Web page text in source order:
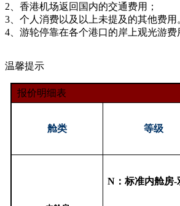
2、香港机场返回国内的交通费用；
3、个人消费以及以上未提及的其他费用
4、游轮停靠在各个港口的岸上观光游费
温馨提示
报价明细表
舱类 等级
N ：标准内舱房-